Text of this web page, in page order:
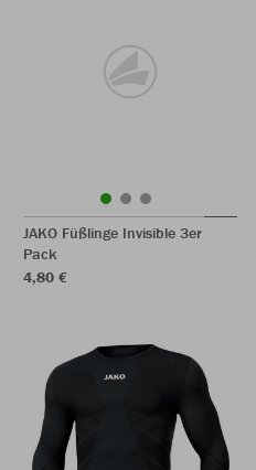
JAKO Füßlinge Invisible 3er
Pack
4,80 €